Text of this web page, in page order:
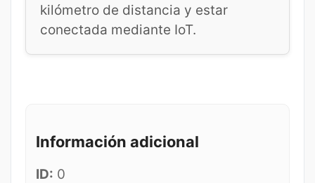
kilómetro de distancia y estar
conectada mediante IoT.
Información adicional
ID: 0